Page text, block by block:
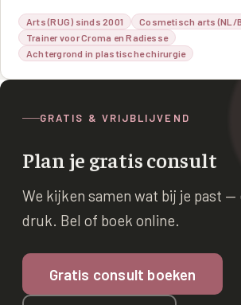
Arts (RUG) sinds 2001
Cosmetisch arts (NL/
Trainer voor Croma en Radiesse
Achtergrond in plastische chirurgie
GRATIS & VRIJBLIJVEND
Plan je gratis consult
We kijken samen wat bij je past
druk. Bel of boek online.
Gratis consult boeken